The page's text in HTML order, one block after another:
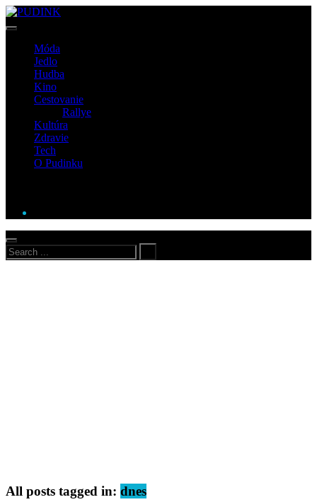
Móda
Jedlo
Hudba
Kino
Cestovanie
Rallye
Kultúra
Zdravie
Tech
O Pudinku
All posts tagged in: dnes